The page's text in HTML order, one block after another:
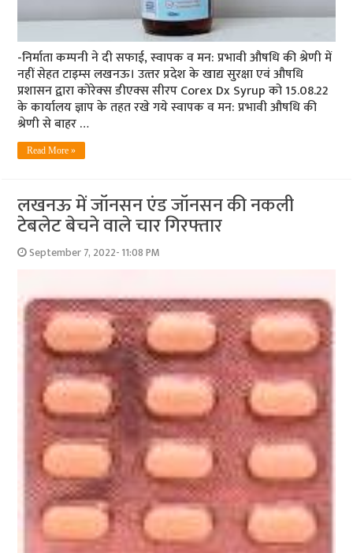
-निर्माता कम्‍पनी ने दी सफाई, स्‍वापक व मन: प्रभावी औषधि की श्रेणी में
नहीं सेहत टाइम्‍स लखनऊ। उत्‍तर प्रदेश के खाद्य सुरक्षा एवं औषधि
प्रशासन द्वारा कोरेक्‍स डीएक्‍स सीरप Corex Dx Syrup को 15.08.22
के कार्यालय ज्ञाप के तहत रखे गये स्‍वापक व मन: प्रभावी औषधि की
श्रेणी से बाहर …
Read More »
लखनऊ में जॉनसन एंड जॉनसन की नकली
टेबलेट बेचने वाले चार गिरफ्तार
September 7, 2022- 11:08 PM